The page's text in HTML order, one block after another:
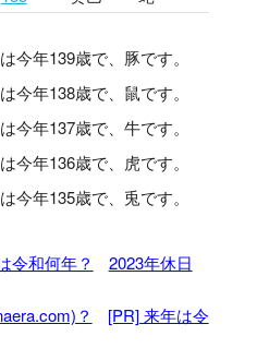
今年139歳で、豚です。
今年138歳で、鼠です。
今年137歳で、牛です。
今年136歳で、虎です。
今年135歳で、兎です。
令和何年？ 2023年休日
？ [PR] 来年は令